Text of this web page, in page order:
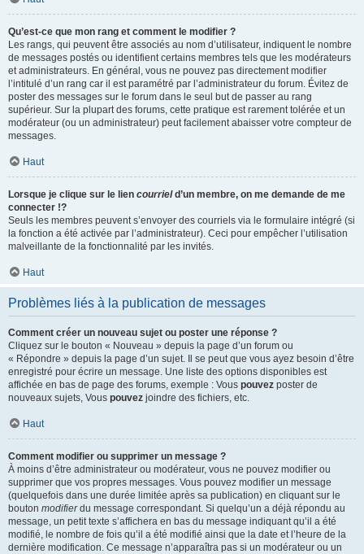
Qu’est-ce que mon rang et comment le modifier ?
Les rangs, qui peuvent être associés au nom d’utilisateur, indiquent le nombre
de messages postés ou identifient certains membres tels que les modérateurs
et administrateurs. En général, vous ne pouvez pas directement modifier
l’intitulé d’un rang car il est paramétré par l’administrateur du forum. Évitez de
poster des messages sur le forum dans le seul but de passer au rang
supérieur. Sur la plupart des forums, cette pratique est rarement tolérée et un
modérateur (ou un administrateur) peut facilement abaisser votre compteur de
messages.
Haut
Lorsque je clique sur le lien courrield’un membre, on me demande de me
connecter !?
Seuls les membres peuvent s’envoyer des courriels via le formulaire intégré (si
la fonction a été activée par l’administrateur). Ceci pour empêcher l’utilisation
malveillante de la fonctionnalité par les invités.
Haut
Problèmes liés à la publication de messages
Comment créer un nouveau sujet ou poster une réponse ?
Cliquez sur le bouton « Nouveau » depuis la page d’un forum ou
« Répondre » depuis la page d’un sujet. Il se peut que vous ayez besoin d’être
enregistré pour écrire un message. Une liste des options disponibles est
affichée en bas de page des forums, exemple : Vous pouvez poster de
nouveaux sujets, Vous pouvez joindre des fichiers, etc.
Haut
Comment modifier ou supprimer un message ?
À moins d’être administrateur ou modérateur, vous ne pouvez modifier ou
supprimer que vos propres messages. Vous pouvez modifier un message
(quelquefois dans une durée limitée après sa publication) en cliquant sur le
bouton modifierdu message correspondant. Si quelqu’un a déjà répondu au
message, un petit texte s’affichera en bas du message indiquant qu’il a été
modifié, le nombre de fois qu’il a été modifié ainsi que la date et l’heure de la
dernière modification. Ce message n’apparaîtra pas si un modérateur ou un